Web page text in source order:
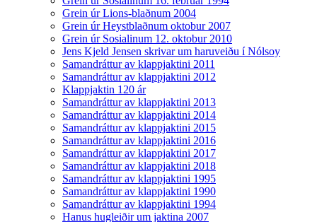
Grein úr Lions-blaðnum 2004
Grein úr Heystblaðnum oktobur 2007
Grein úr Sosialinum 12. oktobur 2010
Jens Kjeld Jensen skrivar um haruveiðu í Nólsoy
Samandráttur av klappjaktini 2011
Samandráttur av klappjaktini 2012
Klappjaktin 120 ár
Samandráttur av klappjaktini 2013
Samandráttur av klappjaktini 2014
Samandráttur av klappjaktini 2015
Samandráttur av klappjaktini 2016
Samandráttur av klappjaktini 2017
Samandráttur av klappjaktini 2018
Samandráttur av klappjaktini 1995
Samandráttur av klappjaktini 1990
Samandráttur av klappjaktini 1994
Hanus hugleiðir um jaktina 2007